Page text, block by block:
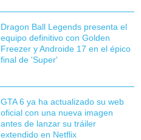
Dragon Ball Legends presenta el
equipo definitivo con Golden
Freezer y Androide 17 en el épico
final de 'Super'
GTA 6 ya ha actualizado su web
oficial con una nueva imagen
antes de lanzar su tráiler
extendido en Netflix